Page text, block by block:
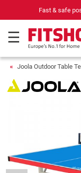
Joola Outdoor Table